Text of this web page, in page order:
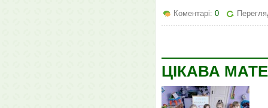
Коментарі: 0
ЦІКАВА